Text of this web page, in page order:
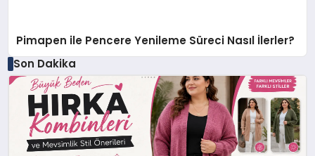
Pimapen ile Pencere Yenileme Süreci Nasıl İlerler?
Son Dakika